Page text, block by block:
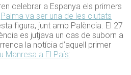
celebrar a Espanya els primers
Palma va ser una de les ciutats
figura, junt amb Palència. El 27
es jutjava un cas de suborn a
la notícia d’aquell primer
Manresa a El País: